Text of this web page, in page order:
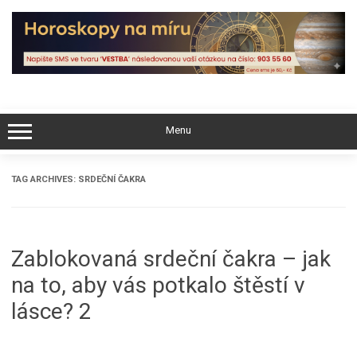
Skip
content
Menu
TAG ARCHIVES: SRDEČNÍ ČAKRA
Zablokovaná srdeční čakra – jak
na to, aby vás potkalo štěstí v
lásce? 2